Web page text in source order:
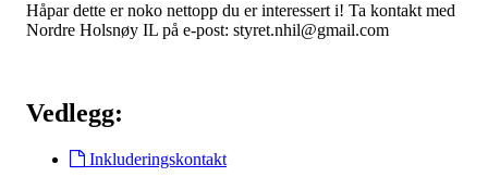
Håpar dette er noko nettopp du er interessert i! Ta kontakt med
Nordre Holsnøy IL på e-post: styret.nhil@gmail.com
Vedlegg:
Inkluderingskontakt